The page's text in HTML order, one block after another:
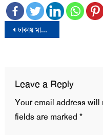
Post
ঢাকায় মার্কিন দূতাবাসের নিয়মিত কনস্যুলার সেবা বন্ধ ঘোষণা
Leave a Reply
Your email address will
fields are marked *